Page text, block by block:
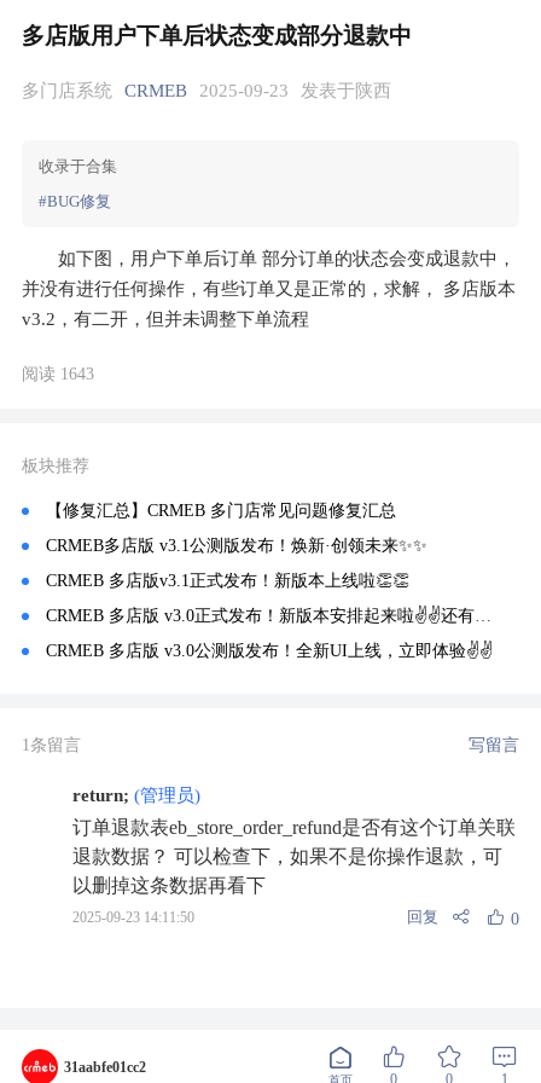
多店版用户下单后状态变成部分退款中
多门店系统 CRMEB 2025-09-23 发表于陕西
收录于合集
#BUG修复
如下图，用户下单后订单 部分订单的状态会变成退款中，
并没有进行任何操作，有些订单又是正常的，求解， 多店版本
v3.2，有二开，但并未调整下单流程
阅读 1643
板块推荐
【修复汇总】CRMEB 多门店常见问题修复汇总
CRMEB多店版 v3.1公测版发布！焕新·创领未来✨️✨️
CRMEB 多店版v3.1正式发布！新版本上线啦👏👏
CRMEB 多店版 v3.0正式发布！新版本安排起来啦✌✌还有 v3.1更新预告哦！
CRMEB 多店版 v3.0公测版发布！全新UI上线，立即体验✌✌
31aabfe01cc2
首页 0 0 1
1条留言 写留言
return; (管理员)
订单退款表eb_store_order_refund是否有这个订单关联
退款数据？ 可以检查下，如果不是你操作退款，可
以删掉这条数据再看下
2025-09-23 14:11:50 回复 0